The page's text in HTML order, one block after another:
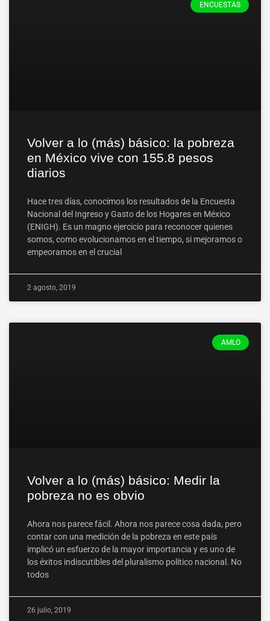
ENCUESTAS
Volver a lo (más) básico: la pobreza
en México vive con 155.8 pesos
diarios
Hace tres días, conocimos los resultados de la Encuesta
Nacional del Ingreso y Gasto de los Hogares en México
(ENIGH). Es un magno ejercicio para reconocer quienes
somos, como evolucionamos en el tiempo, si mejoramos o
empeoramos en el crucial
2 agosto, 2019
AMLO
Volver a lo (más) básico: Medir la
pobreza no es obvio
Ahora nos parece fácil. Ahora nos parece cosa dada, pero
contar con una medición de la pobreza en este país
implicó un esfuerzo de la mayor importancia y es uno de
los éxitos indiscutibles del pluralismo político nacional. No
todos
26 julio, 2019